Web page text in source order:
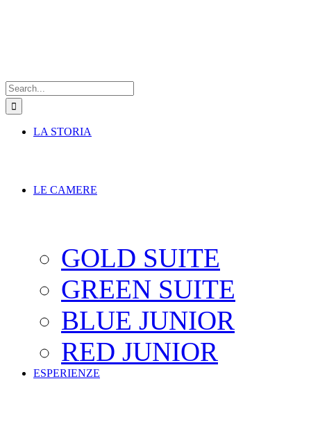
for:
LA STORIA
LE CAMERE
GOLD SUITE
GREEN SUITE
BLUE JUNIOR
RED JUNIOR
ESPERIENZE